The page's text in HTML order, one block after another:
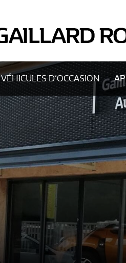
VÉHICULES D’OCCASION